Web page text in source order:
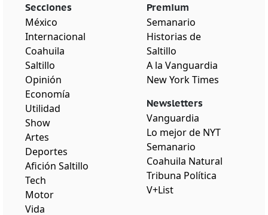
Secciones
México
Internacional
Coahuila
Saltillo
Opinión
Economía
Utilidad
Show
Artes
Deportes
Afición Saltillo
Tech
Motor
Vida
Premium
Semanario
Historias de
Saltillo
A la Vanguardia
New York Times
Newsletters
Vanguardia
Lo mejor de NYT
Semanario
Coahuila Natural
Tribuna Política
V+List